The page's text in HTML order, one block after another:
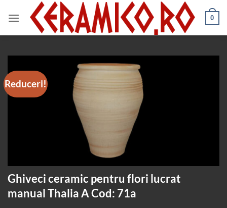
0
Reduceri!
Ghiveci ceramic pentru flori lucrat
manual Thalia A Cod: 71a